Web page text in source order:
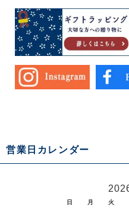
営業日カレンダー
日 月 火